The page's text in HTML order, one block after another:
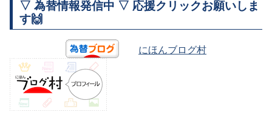
▽ 為替情報発信中 ▽ 応援クリックお願いしま
す🙌
にほんブログ村